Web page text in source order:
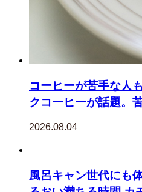
コーヒーが苦手な人
クコーヒーが話題。
2026.08.04
風呂キャン世代にも